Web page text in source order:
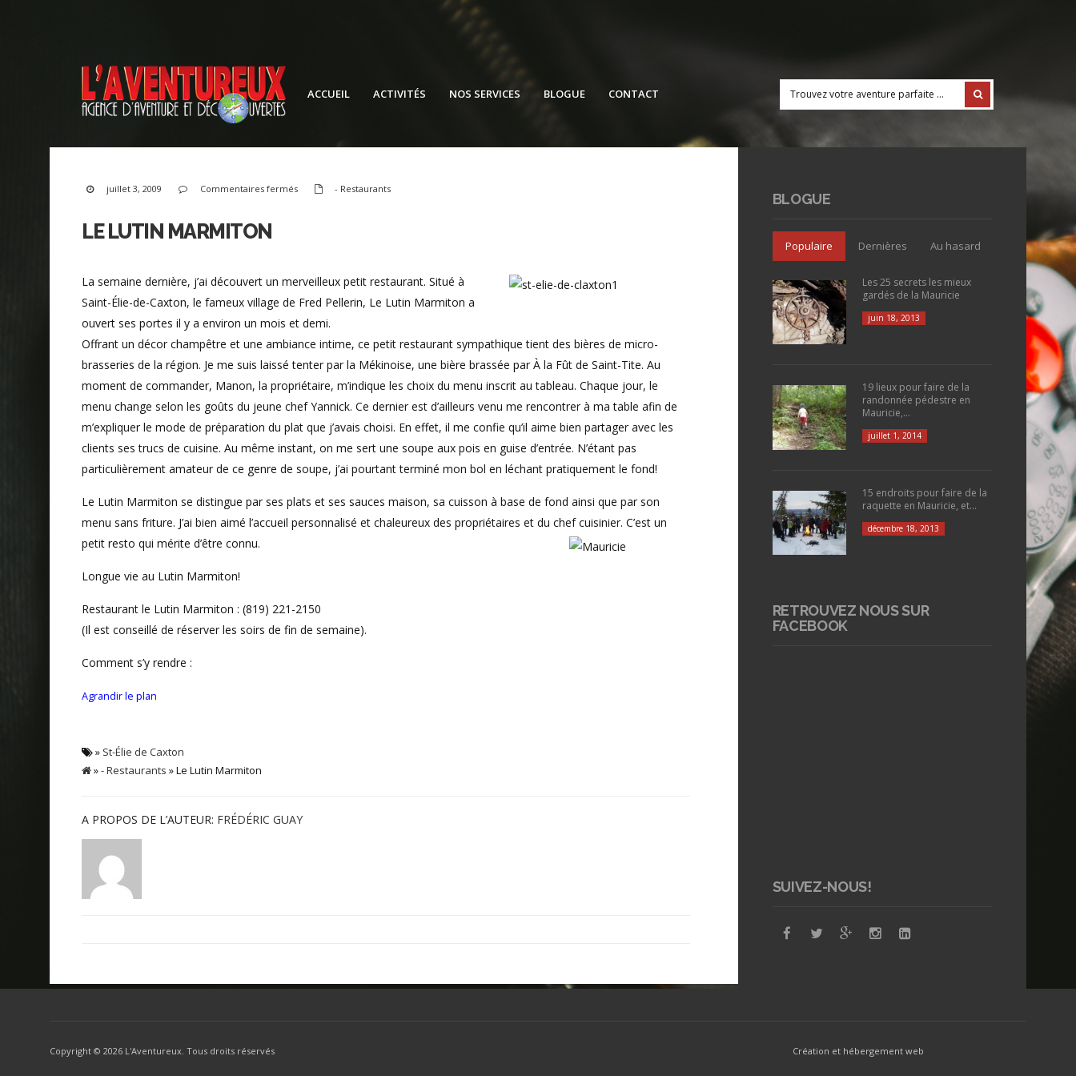
ACCUEIL ACTIVITÉS NOS SERVICES BLOGUE CONTACT
juillet 3, 2009 Commentaires ferméssur
Le
- Restaurants
LE LUTIN MARMITON
La semaine dernière, j’ai découvert un merveilleux petit restaurant. Situé à
Saint-Élie-de-Caxton, le fameux village de Fred Pellerin, Le Lutin Marmiton a
ouvert ses portes il y a environ un mois et demi.
Offrant un décor champêtre et une ambiance intime, ce petit restaurant sympathique tient des bières de micro-
brasseries de la région. Je me suis laissé tenter par la Mékinoise, une bière brassée par À la Fût de Saint-Tite. Au
moment de commander, Manon, la propriétaire, m’indique les choix du menu inscrit au tableau. Chaque jour, le
menu change selon les goûts du jeune chef Yannick. Ce dernier est d’ailleurs venu me rencontrer à ma table afin de
m’expliquer le mode de préparation du plat que j’avais choisi. En effet, il me confie qu’il aime bien partager avec les
clients ses trucs de cuisine. Au même instant, on me sert une soupe aux pois en guise d’entrée. N’étant pas
particulièrement amateur de ce genre de soupe, j’ai pourtant terminé mon bol en léchant pratiquement le fond!
Le Lutin Marmiton se distingue par ses plats et ses sauces maison, sa cuisson à base de fond ainsi que par son
menu sans friture. J’ai bien aimé l’accueil personnalisé et chaleureux des propriétaires et du chef cuisinier. C’est un
petit resto qui mérite d’être connu.
Longue vie au Lutin Marmiton!
Restaurant le Lutin Marmiton : (819) 221-2150
(Il est conseillé de réserver les soirs de fin de semaine).
Comment s’y rendre :
Agrandir le plan
» St-Élie de Caxton
»- Restaurants » Le Lutin Marmiton
A PROPOS DE L’AUTEUR: FRÉDÉRIC GUAY
BLOGUE
Populaire Dernières Au hasard
Les 25 secrets les mieux
gardés de la Mauricie
juin 18, 2013
19 lieux pour faire de la
randonnée pédestre en
Mauricie,...
juillet 1, 2014
15 endroits pour faire de la
raquette en Mauricie, et...
décembre 18, 2013
RETROUVEZ NOUS SUR
FACEBOOK
SUIVEZ-NOUS!
Copyright © 2026 L'Aventureux. Tous droits réservés Création et hébergement web